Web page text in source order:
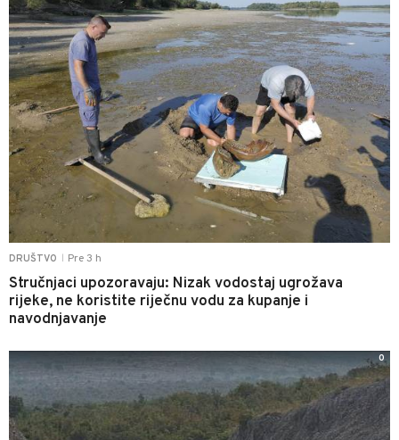
DRUŠTVO Pre 3 h
Stručnjaci upozoravaju: Nizak vodostaj ugrožava
rijeke, ne koristite riječnu vodu za kupanje i
navodnjavanje
0